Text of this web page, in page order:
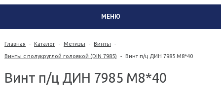
МЕНЮ
Главная - Каталог - Метизы - Винты -
Винты с полукруглой головкой (DIN 7985) - Винт п/ц ДИН 7985 М8*40
Винт п/ц ДИН 7985 М8*40